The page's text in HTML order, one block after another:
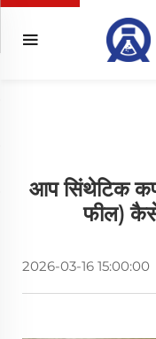
आप सिंथेटिक
फील)
2026-03-16 15:00:00